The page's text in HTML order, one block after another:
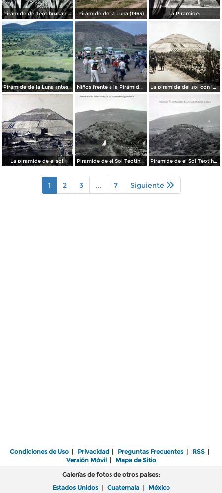
Piramide de Teotihuacan Por el fotografo Hugo Brehme. Pirámide de la Luna (1963) La Piramide.
Pirámide de la Luna antes de su restauración (1955) Niños frente a la Pirámide del Sol (circa 1953) La piramide del sol con los Federales pasando Por el fotografo Hugo Brehme.
La piramide de el sol. Piramide de el Sol Teotihuacan Edo de Mexico aun cubiertas por la maleza.. Piramide de el Sol Teotihuacan Edo de Mexico aun cubiertas por la maleza..
1 2 3 ... 7 Siguiente
Condiciones de Uso | Privacidad | Preguntas Frecuentes | RSS |
Versión Móvil| Mapa de Sitio
Galerías de fotos de otros países:
Estados Unidos | Guatemala | México